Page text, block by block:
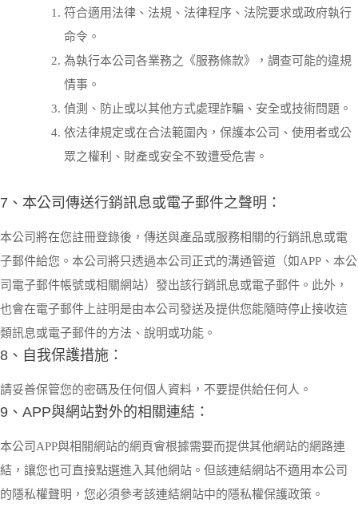
符合適用法律、法規、法律程序、法院要求或政府執行
命令。
為執行本公司各業務之《服務條款》，調查可能的違規
情事。
偵測、防止或以其他方式處理詐騙、安全或技術問題。
依法律規定或在合法範圍內，保護本公司、使用者或公
眾之權利、財產或安全不致遭受危害。
7、本公司傳送行銷訊息或電子郵件之聲明：
本公司將在您註冊登錄後，傳送與產品或服務相關的行銷訊息或電
子郵件給您。本公司將只透過本公司正式的溝通管道（如APP、本公
司電子郵件帳號或相關網站）發出該行銷訊息或電子郵件。此外，
也會在電子郵件上註明是由本公司發送及提供您能隨時停止接收這
類訊息或電子郵件的方法、說明或功能。
8、自我保護措施：
請妥善保管您的密碼及任何個人資料，不要提供給任何人。
9、APP與網站對外的相關連結：
本公司APP與相關網站的網頁會根據需要而提供其他網站的網路連
結，讓您也可直接點選進入其他網站。但該連結網站不適用本公司
的隱私權聲明，您必須參考該連結網站中的隱私權保護政策。